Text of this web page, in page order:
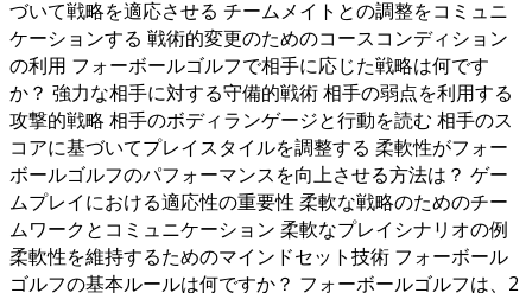
づいて戦略を適応させる チームメイトとの調整をコミュニ
ケーションする 戦術的変更のためのコースコンディション
の利用 フォーボールゴルフで相手に応じた戦略は何です
か？ 強力な相手に対する守備的戦術 相手の弱点を利用する
攻撃的戦略 相手のボディランゲージと行動を読む 相手のス
コアに基づいてプレイスタイルを調整する 柔軟性がフォー
ボールゴルフのパフォーマンスを向上させる方法は？ ゲー
ムプレイにおける適応性の重要性 柔軟な戦略のためのチー
ムワークとコミュニケーション 柔軟なプレイシナリオの例
柔軟性を維持するためのマインドセット技術 フォーボール
ゴルフの基本ルールは何ですか？ フォーボールゴルフは、2